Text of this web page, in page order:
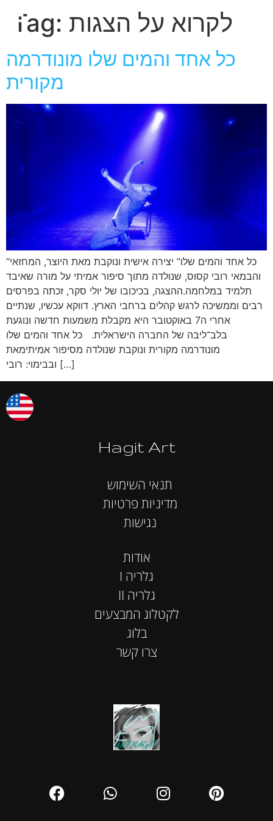
Tag: לקרוא על הצגות
כל אחד והמים שלו מונודרמה
מקורית
“כל אחד והמים שלו” יצירה אישית ונוקבת מאת היוצר, המחזאי
והבמאי רובי קסוס, שנולדה מתוך סיפור אמיתי על מורה שאיבד
תלמיד במלחמה.ההצגה, בכיכובו של יולי סקר, זכתה בפרסים
רבים וממשיכה לרגש קהלים ברחבי הארץ. דווקא עכשיו, שנתיים
אחרי ה7 באוקטובר היא מקבלת משמעות חדשה ונוגעת
בלב־ליבה של החברה הישראלית. כל אחד והמים שלו
מונודרמה מקורית ונוקבת שנולדה מסיפור אמיתימאת
ובבימוי: רובי […]
Hagit Art
אודות
I גלריה
II גלריה
לקטלוג המבצעים
בלוג
צרו קשר
תנאי השימוש
מדיניות פרטיות
נגישות